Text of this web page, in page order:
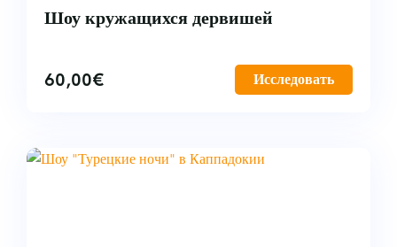
Шоу кружащихся дервишей
60,00€ Исследовать